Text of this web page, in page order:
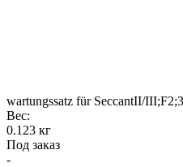
wartungssatz für SeccantII/
Вес:
0.123 кг
Под заказ
-